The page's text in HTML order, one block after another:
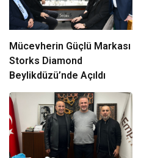
Mücevherin Güçlü Markası
Storks Diamond
Beylikdüzü’nde Açıldı